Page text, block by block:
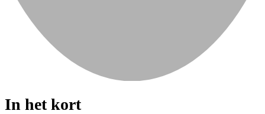
In het kort